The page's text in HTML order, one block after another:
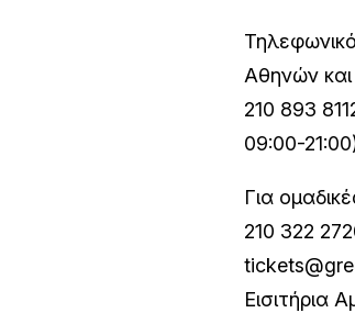
Αθηνών
210 893
09:00-
Για
210 322
Εισιτήρια